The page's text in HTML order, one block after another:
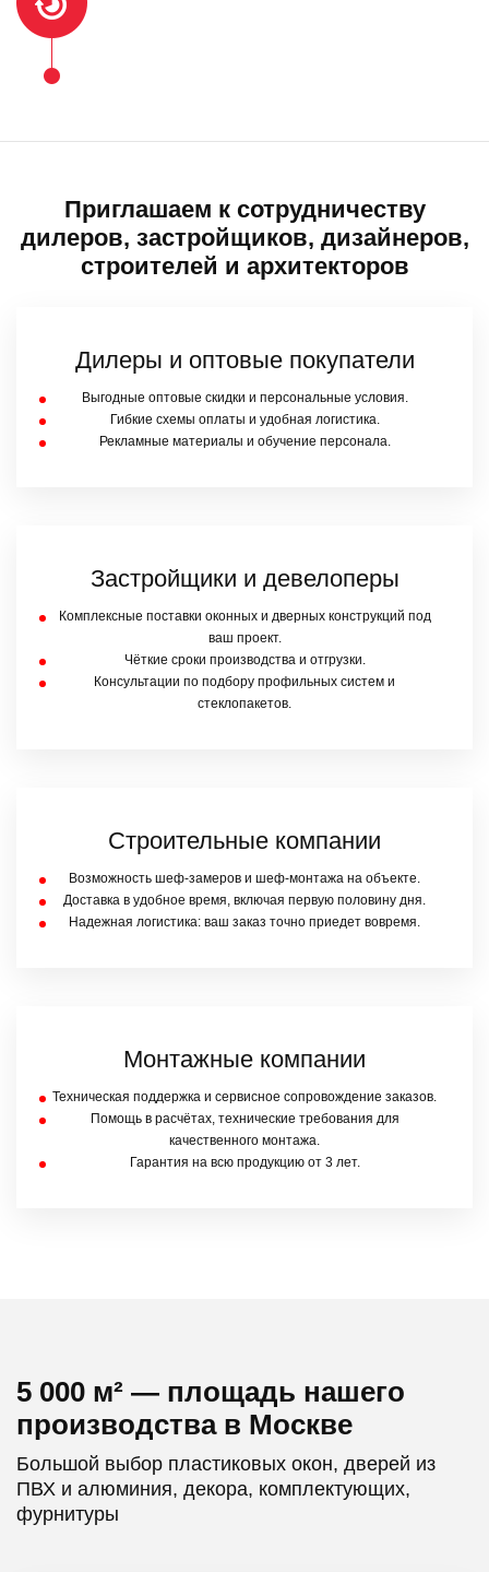
Приглашаем к сотрудничеству
дилеров, застройщиков, дизайнеров,
строителей и архитекторов
Дилеры и оптовые покупатели
Выгодные оптовые скидки и персональные условия.
Гибкие схемы оплаты и удобная логистика.
Рекламные материалы и обучение персонала.
Застройщики и девелоперы
Комплексные поставки оконных и дверных конструкций под
ваш проект.
Чёткие сроки производства и отгрузки.
Консультации по подбору профильных систем и
стеклопакетов.
Строительные компании
Возможность шеф-замеров и шеф-монтажа на объекте.
Доставка в удобное время, включая первую половину дня.
Надежная логистика: ваш заказ точно приедет вовремя.
Монтажные компании
Техническая поддержка и сервисное сопровождение заказов.
Помощь в расчётах, технические требования для
качественного монтажа.
Гарантия на всю продукцию от 3 лет.
5 000 м² — площадь нашего
производства в Москве
Большой выбор пластиковых окон, дверей из
ПВХ и алюминия, декора, комплектующих,
фурнитуры